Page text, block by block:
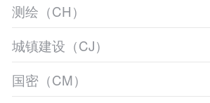
测绘（CH）
城镇建设（CJ）
国密（CM）